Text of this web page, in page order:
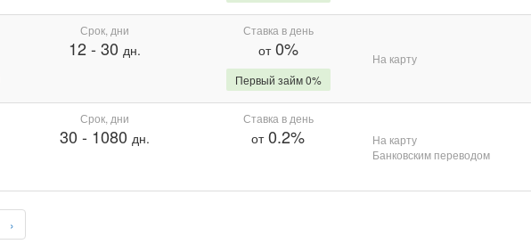
›
Срок, дни
12- 30 дн.
Ставка в день
от0%
Первый займ 0%
На карту
Срок, дни
30 - 1080 дн.
Ставка в день
от0.2%
На карту
Банковским переводом